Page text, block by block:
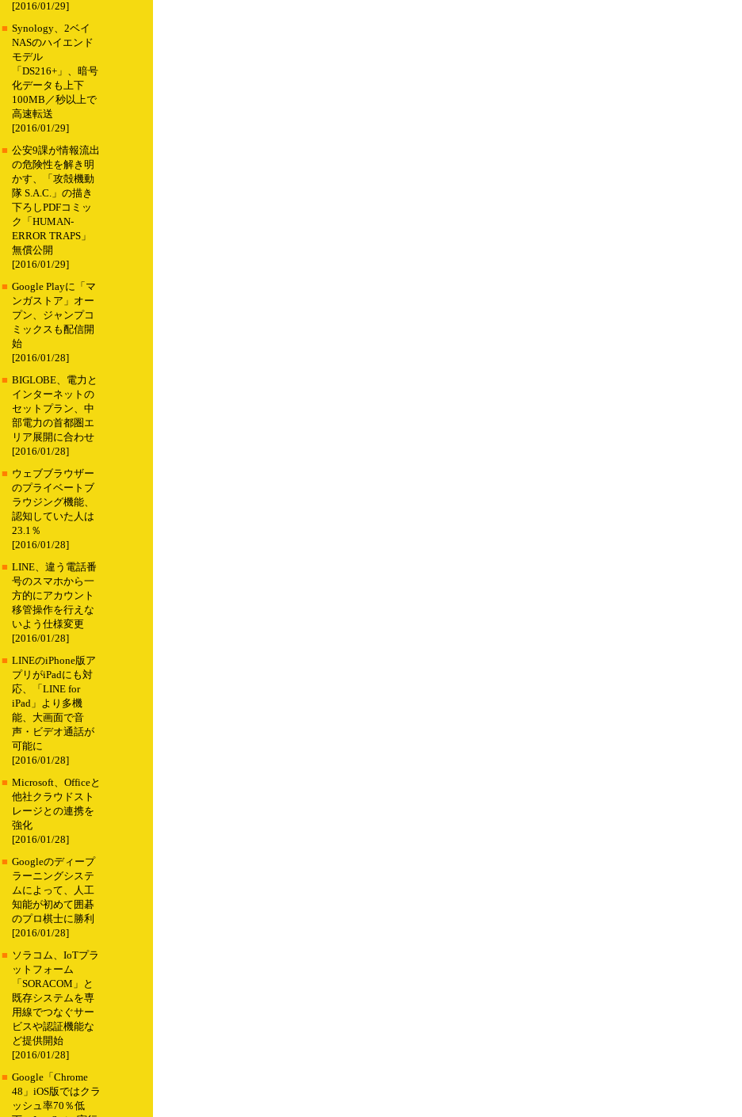
[2016/01/29]
■ Synology、2ベイ
NASのハイエンド
モデル
「DS216+」、暗号
化データも上下
100MB／秒以上で
高速転送
[2016/01/29]
■ 公安9課が情報流出
の危険性を解き明
かす、「攻殻機動
隊 S.A.C.」の描き
下ろしPDFコミッ
ク「HUMAN-
ERROR TRAPS」
無償公開
[2016/01/29]
■ Google Playに「マ
ンガストア」オー
プン、ジャンプコ
ミックスも配信開
始
[2016/01/28]
■ BIGLOBE、電力と
インターネットの
セットプラン、中
部電力の首都圏エ
リア展開に合わせ
[2016/01/28]
■ ウェブブラウザー
のプライベートブ
ラウジング機能、
認知していた人は
23.1％
[2016/01/28]
■ LINE、違う電話番
号のスマホから一
方的にアカウント
移管操作を行えな
いよう仕様変更
[2016/01/28]
■ LINEのiPhone版ア
プリがiPadにも対
応、「LINE for
iPad」より多機
能、大画面で音
声・ビデオ通話が
可能に
[2016/01/28]
■ Microsoft、Officeと
他社クラウドスト
レージとの連携を
強化
[2016/01/28]
■ Googleのディープ
ラーニングシステ
ムによって、人工
知能が初めて囲碁
のプロ棋士に勝利
[2016/01/28]
■ ソラコム、IoTプラ
ットフォーム
「SORACOM」と
既存システムを専
用線でつなぐサー
ビスや認証機能な
ど提供開始
[2016/01/28]
■ Google「Chrome
48」iOS版ではクラ
ッシュ率70％低